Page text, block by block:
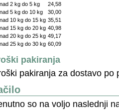
nad 2 kg do 5 kg
24,58
nad 5 kg do 10 kg
30,00
nad 10 kg do 15 kg 35,51
nad 15 kg do 20 kg 40,98
nad 20 kg do 25 kg 49,17
nad 25 kg do 30 kg 60,09
pakiranja
pakiranja za dostavo po
so na voljo naslednji